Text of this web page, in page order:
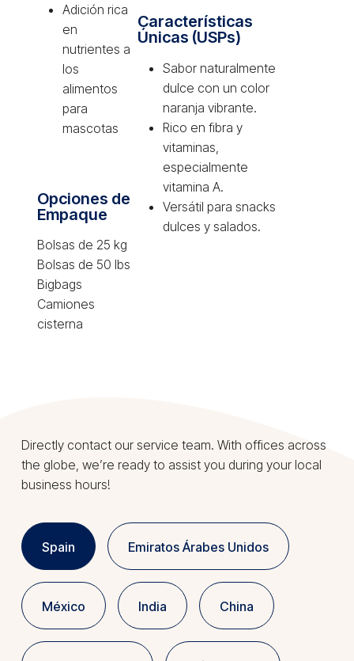
Adición rica
en
nutrientes a
los
alimentos
para
mascotas
Opciones de
Empaque
Bolsas de 25 kg
Bolsas de 50 lbs
Bigbags
Camiones
cisterna
Características
Únicas (USPs)
Sabor naturalmente
dulce con un color
naranja vibrante.
Rico en fibra y
vitaminas,
especialmente
vitamina A.
Versátil para snacks
dulces y salados.
Directly contact our service team. With offices across
the globe, we’re ready to assist you during your local
business hours!
Spain Emiratos Árabes Unidos
México India China